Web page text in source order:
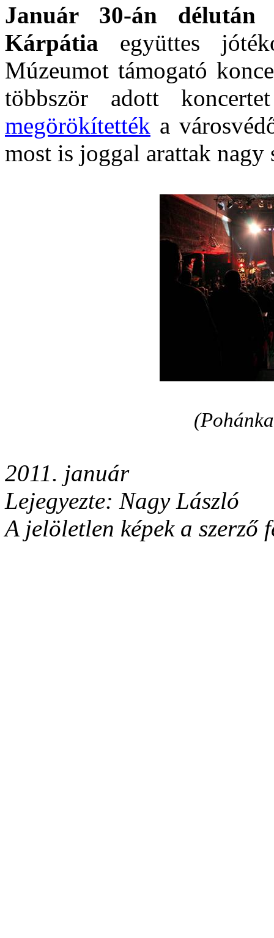
Január 30-án délután
Kárpátia együttes
Múzeumot támogató
többször adott
megörökítették a
most is joggal arattak
2011. január
Lejegyezte: Nagy László
A jelöletlen képek a szerző